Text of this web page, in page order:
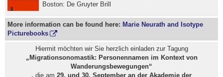
Boston: De Gruyter Brill
More information can be found here: Marie Neurath and Isotype
Picturebooks
Hiermit möchten wir Sie herzlich einladen zur Tagung
„Migrationsonomastik: Personennamen im Kontext von
Wanderungsbewegungen“
, die am 29. und 30. September an der Akademie der